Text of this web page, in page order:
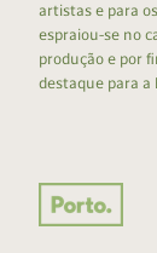
artistas e para
espraiou-se no
produção e por
destaque para a